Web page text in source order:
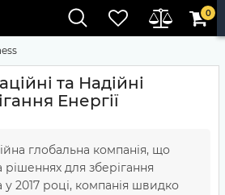
0
та Надійні
Енергії
глобальна компанія, що
рішеннях для зберігання
у 2017 році, компанія швидко